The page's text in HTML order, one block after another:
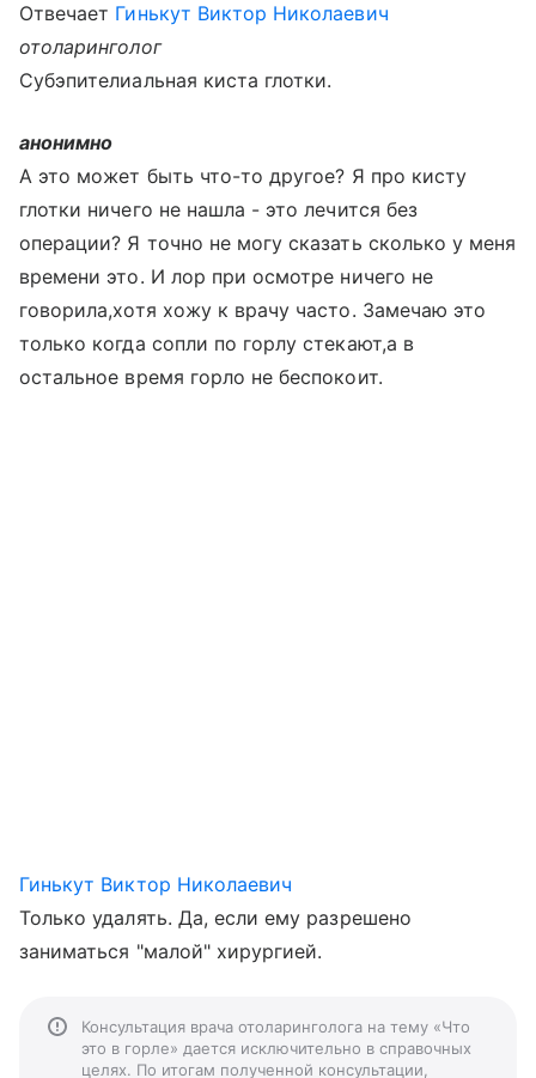
Отвечает Гинькут Виктор Николаевич
отоларинголог
Субэпителиальная киста глотки.
анонимно
А это может быть что-то другое? Я про кисту
глотки ничего не нашла - это лечится без
операции? Я точно не могу сказать сколько у меня
времени это. И лор при осмотре ничего не
говорила,хотя хожу к врачу часто. Замечаю это
только когда сопли по горлу стекают,а в
остальное время горло не беспокоит.
Гинькут Виктор Николаевич
Только удалять. Да, если ему разрешено
заниматься "малой" хирургией.
Консультация врача отоларинголога на тему «Что
это в горле» дается исключительно в справочных
целях. По итогам полученной консультации,